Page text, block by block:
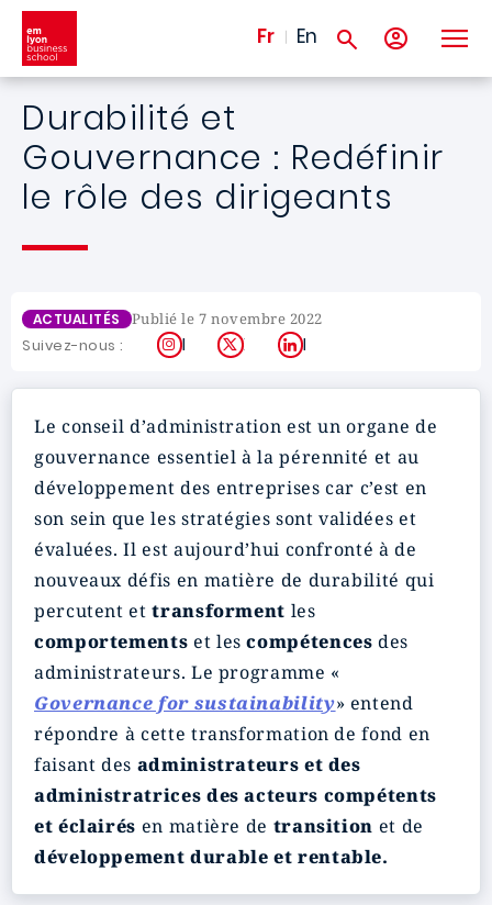
Aller au contenu principal
Fr En
Durabilité et
Gouvernance : Redéfinir
le rôle des dirigeants
ACTUALITÉS Publié le 7 novembre 2022
Suivez-nous : Instagram
X LinkedIn
Le conseil d’administration est un organe de
gouvernance essentiel à la pérennité et au
développement des entreprises car c’est en
son sein que les stratégies sont validées et
évaluées. Il est aujourd’hui confronté à de
nouveaux défis en matière de durabilité qui
percutent ettransforment les
comportements et lescompétences des
administrateurs. Le programme «
Governance for sustainability» entend
répondre à cette transformation de fond en
faisant des administrateurs et des
administratrices des acteurs compétents
et éclairés en matière de transition et de
développement durable et rentable.